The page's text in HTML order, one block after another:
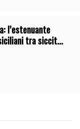
l’estenuante
tra siccità